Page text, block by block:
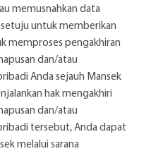
memusnahkan data
untuk memberikan
memproses pengakhiran
dan/atau
Anda sejauh Mansek
hak mengakhiri
dan/atau
tersebut, Anda dapat
melalui sarana